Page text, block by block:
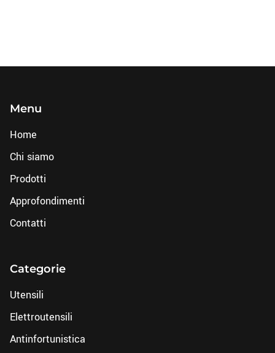
Menu
Home
Chi siamo
Prodotti
Approfondimenti
Contatti
Categorie
Utensili
Elettroutensili
Antinfortunistica